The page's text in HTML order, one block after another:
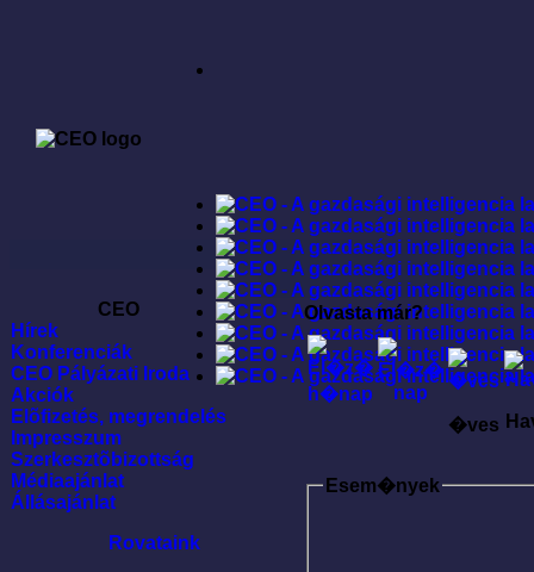
CEO
Hírek
Konferenciák
CEO Pályázati Iroda
Akciók
Elõfizetés, megrendelés
Impresszum
Szerkesztõbizottság
Médiaajánlat
Állásajánlat
Rovataink
Olvasta már?
�ves
Esem�nyek